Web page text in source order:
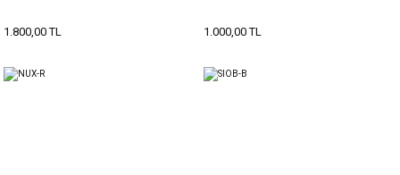
1.800,00 TL 1.000,00 TL